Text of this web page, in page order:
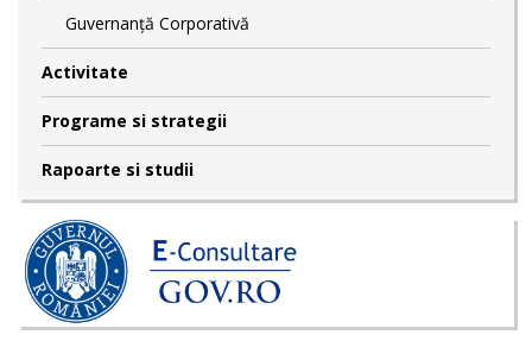
Guvernanță Corporativă
Activitate
Programe si strategii
Rapoarte si studii